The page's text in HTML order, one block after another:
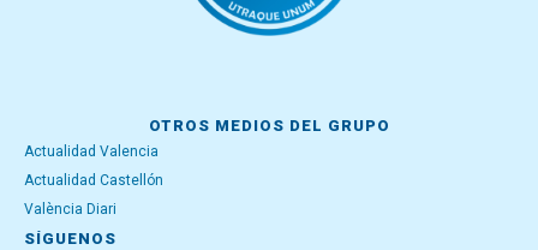
OTROS MEDIOS DEL GRUPO
Actualidad Valencia
Actualidad Castellón
València Diari
SÍGUENOS